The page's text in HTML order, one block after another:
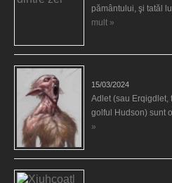
pământului, şi tatăl
mult »
15/03/2024
Adlet (sau Erqigdlet,
golful Hudson) sunt
»